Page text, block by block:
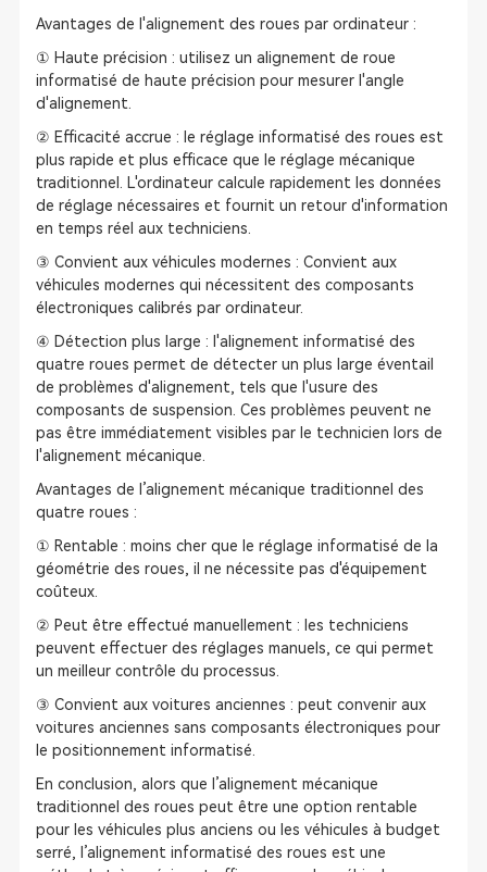
Avantages de l'alignement des roues par ordinateur :
① Haute précision : utilisez un alignement de roue
informatisé de haute précision pour mesurer l'angle
d'alignement.
② Efficacité accrue : le réglage informatisé des roues est
plus rapide et plus efficace que le réglage mécanique
traditionnel. L'ordinateur calcule rapidement les données
de réglage nécessaires et fournit un retour d'information
en temps réel aux techniciens.
③ Convient aux véhicules modernes : Convient aux
véhicules modernes qui nécessitent des composants
électroniques calibrés par ordinateur.
④ Détection plus large : l'alignement informatisé des
quatre roues permet de détecter un plus large éventail
de problèmes d'alignement, tels que l'usure des
composants de suspension. Ces problèmes peuvent ne
pas être immédiatement visibles par le technicien lors de
l'alignement mécanique.
Avantages de l’alignement mécanique traditionnel des
quatre roues :
① Rentable : moins cher que le réglage informatisé de la
géométrie des roues, il ne nécessite pas d'équipement
coûteux.
② Peut être effectué manuellement : les techniciens
peuvent effectuer des réglages manuels, ce qui permet
un meilleur contrôle du processus.
③ Convient aux voitures anciennes : peut convenir aux
voitures anciennes sans composants électroniques pour
le positionnement informatisé.
En conclusion, alors que l’alignement mécanique
traditionnel des roues peut être une option rentable
pour les véhicules plus anciens ou les véhicules à budget
serré, l’alignement informatisé des roues est une